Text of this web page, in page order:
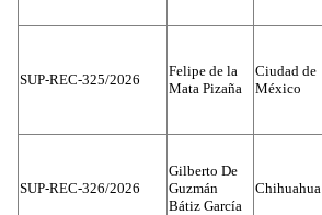
SUP-REC-325/2026
Felipe de la
Mata Pizaña
Ciudad de
México
SUP-REC-326/2026
Gilberto De
Guzmán
Bátiz García
Chihuahua